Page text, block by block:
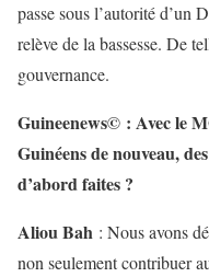
passe sous l’autorité d’un
relève de la bassesse. De
gouvernance.
Guineenews© : Avec le
Guinéens de nouveau,
d’abord faites ?
Aliou Bah : Nous avons
non seulement contribuer